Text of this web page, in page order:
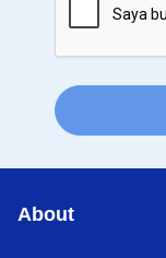
About